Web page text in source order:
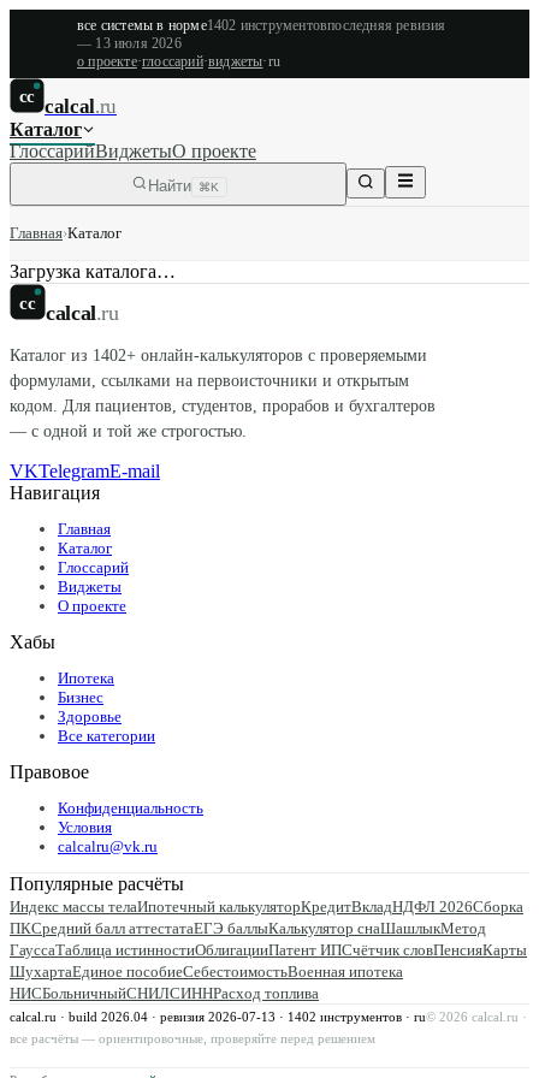
все системы в норме1402 инструментовпоследняя ревизия
— 13 июля 2026
о проекте·глоссарий·виджеты·ru
cc calcal.ru
Каталог
ГлоссарийВиджетыО проекте
Найти ⌘K
Главная›Каталог
Загрузка каталога…
cc calcal.ru
Каталог из 1402+ онлайн-калькуляторов с проверяемыми
формулами, ссылками на первоисточники и открытым
кодом. Для пациентов, студентов, прорабов и бухгалтеров
— с одной и той же строгостью.
VKTelegramE-mail
Навигация
Главная
Каталог
Глоссарий
Виджеты
О проекте
Хабы
Ипотека
Бизнес
Здоровье
Все категории
Правовое
Конфиденциальность
Условия
calcalru@vk.ru
Популярные расчёты
Индекс массы телаИпотечный калькуляторКредитВкладНДФЛ 2026Сборка
ПКСредний балл аттестатаЕГЭ баллыКалькулятор снаШашлыкМетод
ГауссаТаблица истинностиОблигацииПатент ИПСчётчик словПенсияКарты
ШухартаЕдиное пособиеСебестоимостьВоенная ипотека
НИСБольничныйСНИЛСИННРасход топлива
calcal.ru · build 2026.04 · ревизия 2026-07-13 · 1402 инструментов · ru© 2026 calcal.ru ·
все расчёты — ориентировочные, проверяйте перед решением